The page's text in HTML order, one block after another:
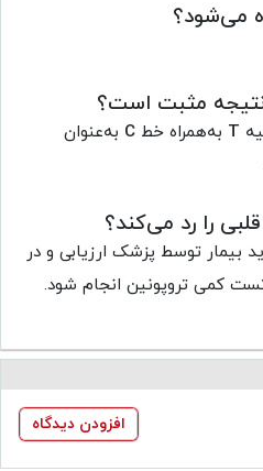
می‌شود؟
T به‌همراه خطC به‌عنوان
را رد می‌کند؟
بیمار توسط پزشک ارزیابی و در
کمی تروپونین انجام شود.
افزودن دیدگاه